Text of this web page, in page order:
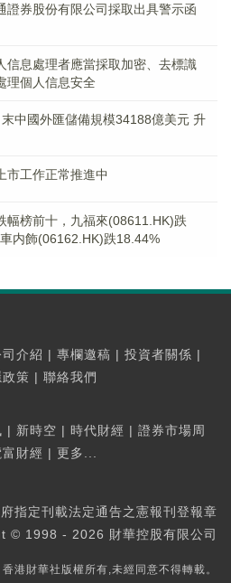
證券股份有限公司採取出具警示函
信息處理者應當採取加密、去標識
理個人信息安全
中國外匯儲備規模34188億美元 升
市工作正常推進中
幅榜前十，九福來(08611.HK)跌
内飾(06162.HK)跌18.44%
介紹 | 專欄邀稿 | 投資者關係 |
策 | 聯絡我們
| 新時空 | 時代財經 | 證券市場周
財經 | 更多...
指定刊載法定通告之憲報刊登報章
© 1998 - 2026 財華控股有限公司
香港財華社版權所有,未經同意不得轉載。